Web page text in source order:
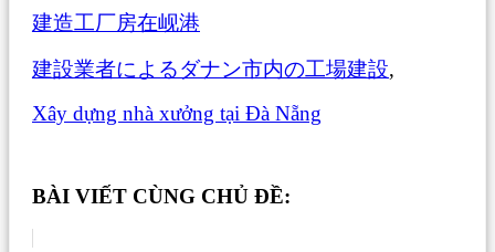
建造工厂房在岘港
建設業者によるダナン市内の工場建設,
Xây dựng nhà xưởng tại Đà Nẵng
BÀI VIẾT CÙNG CHỦ ĐỀ: